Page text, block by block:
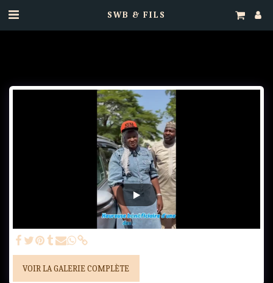
SWB & FILS
VOIR LA GALERIE COMPLÈTE